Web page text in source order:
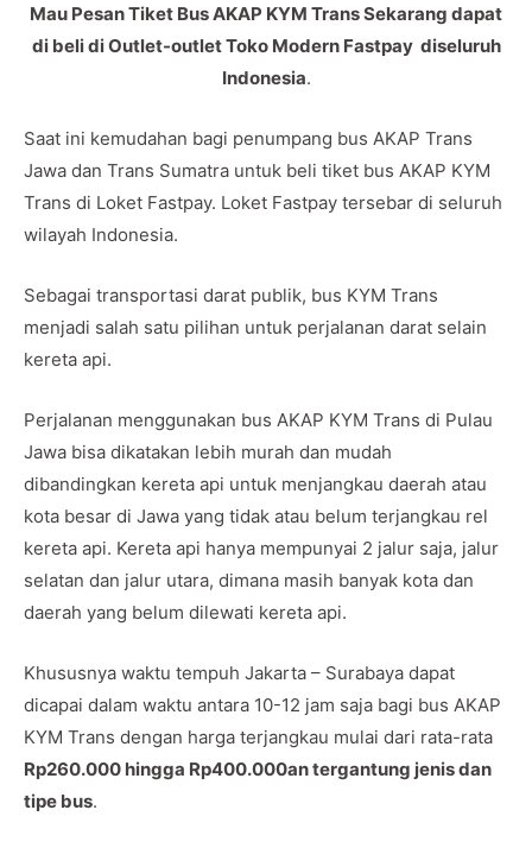
Mau Pesan Tiket Bus AKAP KYM Trans Sekarang dapat
di beli di Outlet-outlet Toko Modern Fastpay diseluruh
Indonesia.
Saat ini kemudahan bagi penumpang bus AKAP Trans
Jawa dan Trans Sumatra untuk beli tiket bus AKAP KYM
Trans di Loket Fastpay. Loket Fastpay tersebar di seluruh
wilayah Indonesia.
Sebagai transportasi darat publik, bus KYM Trans
menjadi salah satu pilihan untuk perjalanan darat selain
kereta api.
Perjalanan menggunakan bus AKAP KYM Trans di Pulau
Jawa bisa dikatakan lebih murah dan mudah
dibandingkan kereta api untuk menjangkau daerah atau
kota besar di Jawa yang tidak atau belum terjangkau rel
kereta api. Kereta api hanya mempunyai 2 jalur saja, jalur
selatan dan jalur utara, dimana masih banyak kota dan
daerah yang belum dilewati kereta api.
Khususnya waktu tempuh Jakarta – Surabaya dapat
dicapai dalam waktu antara 10-12 jam saja bagi bus AKAP
KYM Trans dengan harga terjangkau mulai dari rata-rata
Rp260.000 hingga Rp400.000an tergantung jenis dan
tipe bus.